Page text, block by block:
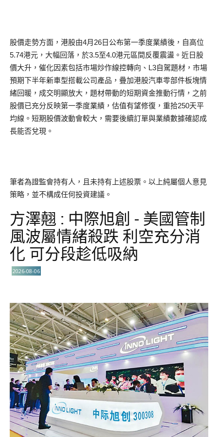
股價走勢方面，港股由4月26日公布第一季度業績後，自高位
5.74港元，大幅回落，於3.5至4.0港元區間反覆震盪。近日股
價大升，催化因素包括市場炒作線控轉向、L3自駕題材，市場
預期下半年新車型搭載公司產品，疊加港股汽車零部件板塊情
緒回暖，成交明顯放大，題材帶動的短期資金推動行情，之前
股價已充分反映第一季度業績，估值有望修復，重拾250天平
均線。短期股價波動會較大，需要後續訂單與業績數據確認成
長能否兌現。
筆者為證監會持有人，且未持有上述股票。以上純屬個人意見
策略，並不構成任何投資建議。
方澤翹 : 中際旭創 - 美國管制
風波屬情緒殺跌 利空充分消
化 可分段趁低吸納
2026-08-06